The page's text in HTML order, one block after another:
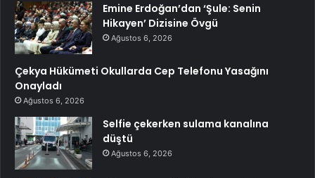
Emine Erdoğan’dan ‘Şule: Senin
Hikayen’ Dizisine Övgü
Ağustos 6, 2026
Çekya Hükümeti Okullarda Cep Telefonu Yasağını
Onayladı
Ağustos 6, 2026
Selfie çekerken sulama kanalına
düştü
Ağustos 6, 2026